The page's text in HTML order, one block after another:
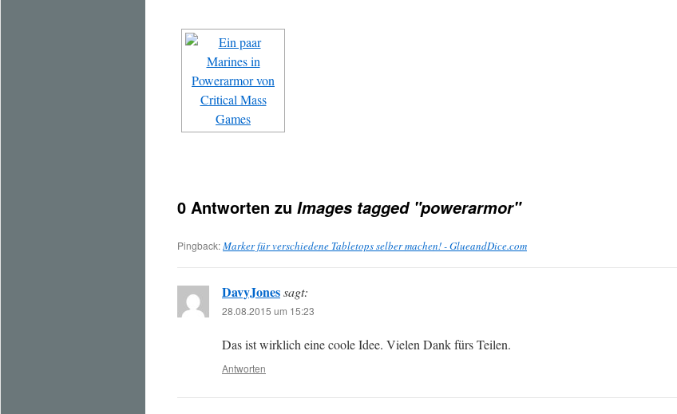
0 Antworten zu Images tagged "powerarmor"
Pingback:Marker für verschiedene Tabletops selber machen! - GlueandDice.com
DavyJonessagt:
28.08.2015 um 15:23
Das ist wirklich eine coole Idee. Vielen Dank fürs Teilen.
Antworten